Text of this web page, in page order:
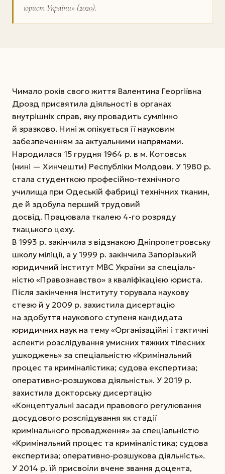
юрист України» (2020).
Чимало років свого життя Валентина Георгіївна
Дрозд присвятила діяльності в органах
внутрішніх справ, яку провадить сумлінно
й зразково. Нині ж опікується її науковим
забезпеченням за актуаль­ними напрямами.
Народилася 15 грудня 1964 р. в м. Котовськ
(нині — Хинчешти) Республіки Молдови. У 1980 р.
стала студенткою професійно-технічного
училища при Одеській фабриці технічних тканин,
де й здобула перший трудовий
досвід. Працювала ткалею 4-го розряду
ткацького цеху.
В 1993 р. закінчила з відзнакою Дніпропетровську
школу міліції, а у 1999 р. закінчила Запорізький
юридичний інститут МВС України за спеціаль­
ністю «Правознавство» з кваліфікацією юриста.
Після закінчен­ня інституту торувала наукову
стезю й у 2009 р. за­хистила дисертацію
на здобуття наукового ступеня кандидата
юридичних наук на тему «Організаційні і тактичні
аспекти розслідування умисних тяжких тілесних
ушкоджень» за спеціальністю «Кримі­нальний
процес та криміналістика; судова експер­тиза;
оперативно-розшукова діяльність». У 2019 р.
захистила докторську дисертацію
«Концептуальні засади правового регулювання
досудового розслі­дування як стадії
кримінального провадження» за спеціальністю
«Кримінальний процес та кри­міналістика; судова
експертиза; оперативно-роз­шукова діяльність».
У 2014 р. їй присвоїли вчене звання доцента,